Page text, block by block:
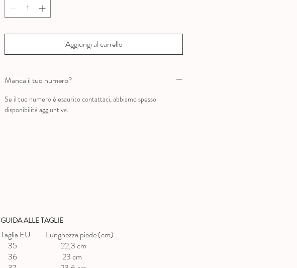
Aggiungi al carrello
Manca il tuo numero?
Se il tuo numero è esaurito contattaci, abbiamo spesso
disponibilità aggiuntiva.
GUIDA ALLE TAGLIE
Taglia EU Lunghezza piede (cm)
35 22,3 cm
36 23 cm